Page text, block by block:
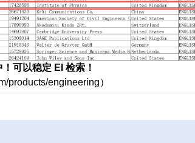
可以稳定 EI 检索！
products/engineering）